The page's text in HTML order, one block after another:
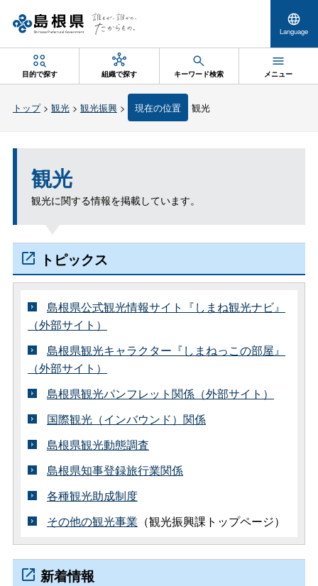
Language
目的で探す 組織で探す キーワード検索 メニュー
トップ> 観光> 観光振興> 現在の位置 観光
観光
観光に関する情報を掲載しています。
トピックス
島根県公式観光情報サイト『しまね観光ナビ』
（外部サイト）
島根県観光キャラクター『しまねっこの部屋』
（外部サイト）
島根県観光パンフレット関係（外部サイト）
国際観光（インバウンド）関係
島根県観光動態調査
島根県知事登録旅行業関係
各種観光助成制度
その他の観光事業 （観光振興課トップページ）
新着情報